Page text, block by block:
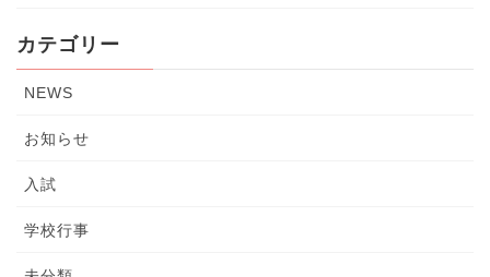
カテゴリー
NEWS
お知らせ
入試
学校行事